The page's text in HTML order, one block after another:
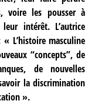
voire les pousser à
intérêt. L’autrice
L’histoire masculine
“concepts”, de
de nouvelles
la discrimination
».